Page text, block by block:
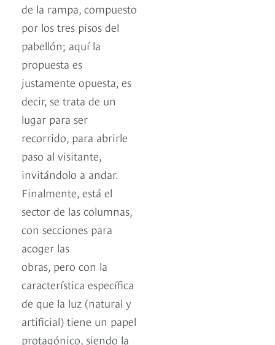
de la rampa, compuesto
por los tres pisos del
pabellón; aquí la
propuesta es
justamente opuesta, es
decir, se trata de un
lugar para ser
recorrido, para abrirle
paso al visitante,
invitándolo a andar.
Finalmente, está el
sector de las columnas,
con secciones para
acoger las
obras, pero con la
característica específica
de que la luz (natural y
artificial) tiene un papel
protagónico, siendo la